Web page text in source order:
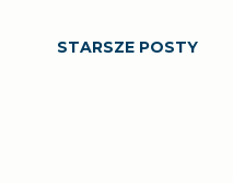
STARSZE POSTY